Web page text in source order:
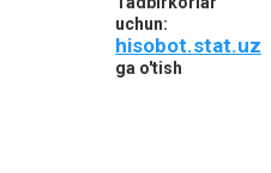
uchun:
hisobot.stat.uz
ga o'tish